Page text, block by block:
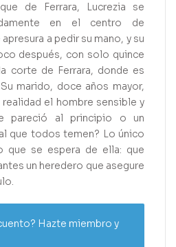
de Ferrara, Lucrezia se
en el centro de
a pedir su mano, y su
después, con solo quince
corte de Ferrara, donde es
marido, doce años mayor,
realidad el hombre sensible y
pareció al principio o un
que todos temen? Lo único
que se espera de ella: que
un heredero que asegure
Hazte miembro y